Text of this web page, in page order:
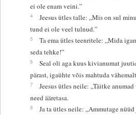
ei ole enam veini.”
4
Jeesus ütles talle: „Mis on sul
tund ei ole veel tulnud.”
5
Ta ema ütles teenritele: „Mida
seda tehke!”
6
Seal oli aga kuus kivianumat
pärast, igaühte võis mahtuda
7
Jeesus ütles neile: „Täitke
need ääretasa.
8
Ja ta ütles neile: „Ammutage